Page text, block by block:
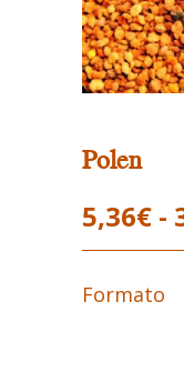
Polen
5,36€ -
Formato